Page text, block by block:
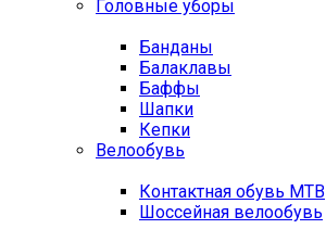
Головные уборы
Банданы
Балаклавы
Баффы
Шапки
Кепки
Велообувь
Контактная обувь MTB
Шоссейная велообувь